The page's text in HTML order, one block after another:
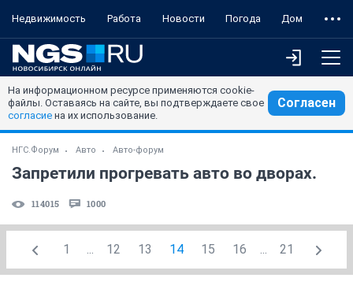
Недвижимость Работа Новости Погода Дом
На информационном ресурсе применяются cookie-
файлы. Оставаясь на сайте, вы подтверждаете свое
согласие на их использование.
Согласен
НГС.Форум Авто Авто-форум
Запретили прогревать авто во дворах.
114015 1000
1 ... 12 13 14 15 16 ... 21